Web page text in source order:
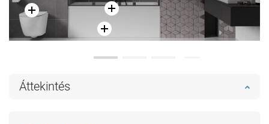
Áttekintés